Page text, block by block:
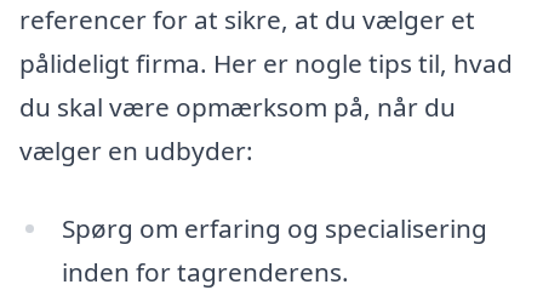
referencer for at sikre, at du vælger et
pålideligt firma. Her er nogle tips til, hvad
du skal være opmærksom på, når du
vælger en udbyder:
Spørg om erfaring og specialisering
inden for tagrenderens.